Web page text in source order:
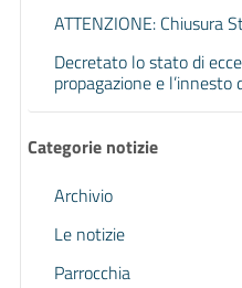
ATTENZIONE: Chiusura
Decretato lo stato di
propagazione e l’innesto
Categorie notizie
Archivio
Le notizie
Parrocchia